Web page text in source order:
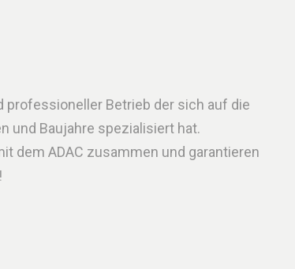
Betrieb der sich auf die
und Baujahre spezialisiert hat.
dem ADAC zusammen und garantieren